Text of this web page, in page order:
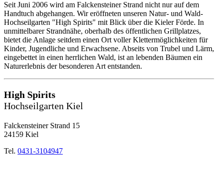
Seit Juni 2006 wird am Falckensteiner Strand nicht nur auf dem
Handtuch abgehangen. Wir eröffneten unseren Natur- und Wald-
Hochseilgarten "High Spirits" mit Blick über die Kieler Förde. In
unmittelbarer Strandnähe, oberhalb des öffentlichen Grillplatzes,
bietet die Anlage seitdem einen Ort voller Klettermöglichkeiten für
Kinder, Jugendliche und Erwachsene. Abseits von Trubel und Lärm,
eingebettet in einen herrlichen Wald, ist an lebenden Bäumen ein
Naturerlebnis der besonderen Art entstanden.
High Spirits
Hochseilgarten Kiel
Falckensteiner Strand 15
24159 Kiel
Tel. 0431-3104947